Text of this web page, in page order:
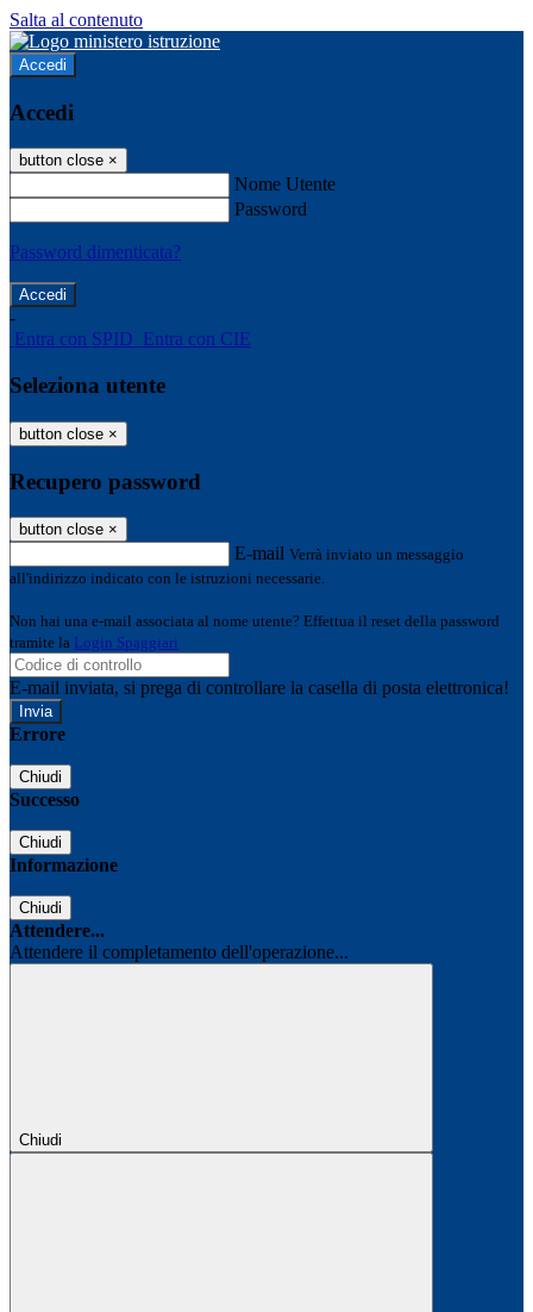
Salta al contenuto
Accedi
Accedi
button close ×
Nome Utente
Password
Password dimenticata?
-
Entra con SPID Entra con CIE
Seleziona utente
button close ×
Recupero password
button close ×
E-mail Verrà inviato un messaggio
all'indirizzo indicato con le istruzioni necessarie.
Non hai una e-mail associata al nome utente? Effettua il reset della password
tramite la Login Spaggiari
E-mail inviata, si prega di controllare la casella di posta elettronica!
Errore
Chiudi
Successo
Chiudi
Informazione
Chiudi
Attendere...
Attendere il completamento dell'operazione...
Chiudi